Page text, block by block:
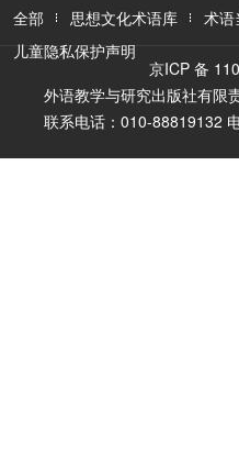
全部 思想文化术语库 术语
儿童隐私保护声明
京ICP 备
外语教学与研究出版社有限
联系电话：010-88819132